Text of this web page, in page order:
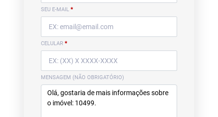
SEU E-MAIL *
CELULAR *
MENSAGEM (NÃO OBRIGATÓRIO)